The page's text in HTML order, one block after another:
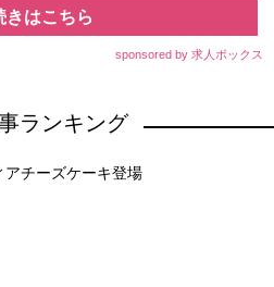
きはこちら
sponsored by 求人ボックス
ランキング
アチーズケーキ登場